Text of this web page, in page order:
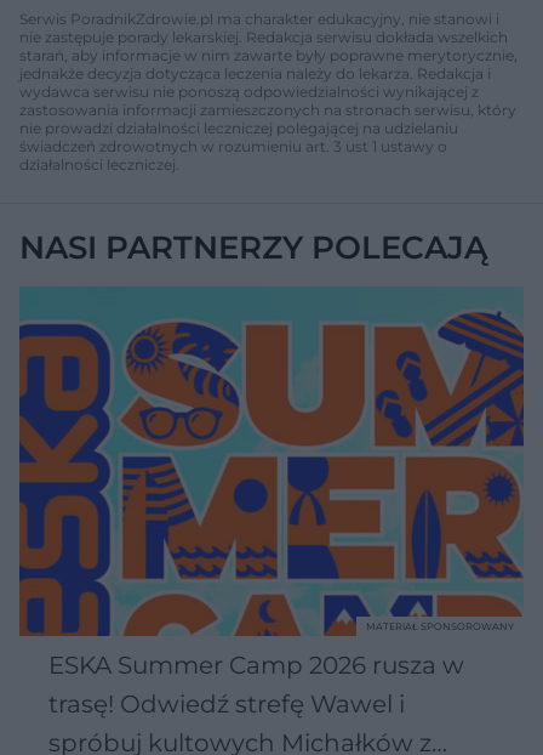
Serwis PoradnikZdrowie.pl ma charakter edukacyjny, nie stanowi i
nie zastępuje porady lekarskiej. Redakcja serwisu dokłada wszelkich
starań, aby informacje w nim zawarte były poprawne merytorycznie,
jednakże decyzja dotycząca leczenia należy do lekarza. Redakcja i
wydawca serwisu nie ponoszą odpowiedzialności wynikającej z
zastosowania informacji zamieszczonych na stronach serwisu, który
nie prowadzi działalności leczniczej polegającej na udzielaniu
świadczeń zdrowotnych w rozumieniu art. 3 ust 1 ustawy o
działalności leczniczej.
NASI PARTNERZY POLECAJĄ
ESKA Summer Camp 2026 rusza w
trasę! Odwiedź strefę Wawel i
spróbuj kultowych Michałków z
MATERIAŁ SPONSOROWANY